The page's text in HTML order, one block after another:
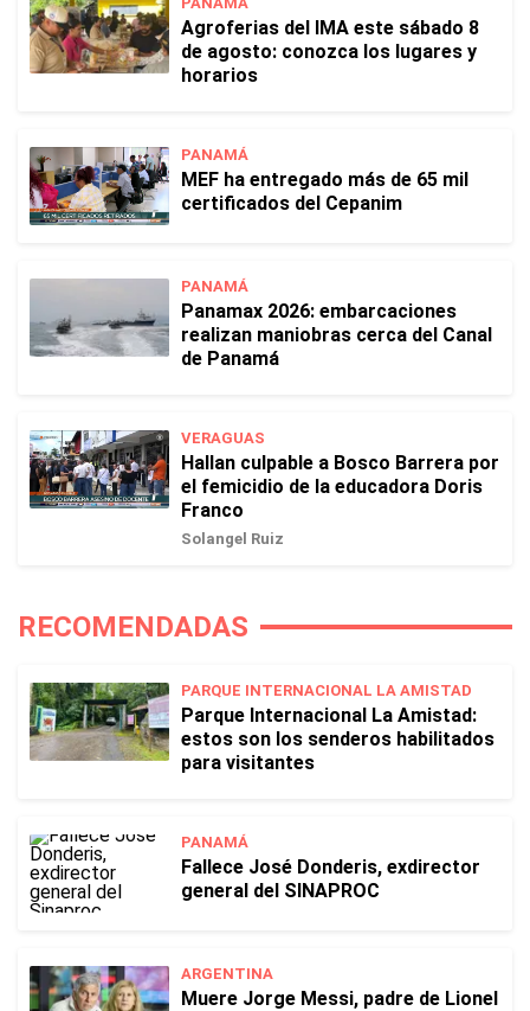
Agroferias del IMA este sábado 8
de agosto: conozca los lugares y
horarios
PANAMÁ
MEF ha entregado más de 65 mil
certificados del Cepanim
PANAMÁ
Panamax 2026: embarcaciones
realizan maniobras cerca del Canal
de Panamá
VERAGUAS
Hallan culpable a Bosco Barrera por
el femicidio de la educadora Doris
Franco
Solangel Ruiz
RECOMENDADAS
PARQUE INTERNACIONAL LA AMISTAD
Parque Internacional La Amistad:
estos son los senderos habilitados
para visitantes
PANAMÁ
Fallece José Donderis, exdirector
general del SINAPROC
ARGENTINA
Muere Jorge Messi, padre de Lionel